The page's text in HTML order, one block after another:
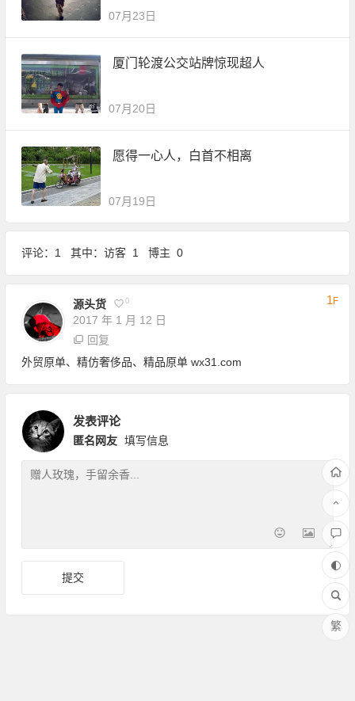
07月23日
厦门轮渡公交站牌惊现超人
07月20日
愿得一心人，白首不相离
07月19日
评论：1 其中：访客 1 博主 0
源头货 0
2017 年 1 月 12 日
1F
回复
外贸原单、精仿奢侈品、精品原单 wx31.com
发表评论
匿名网友 填写信息
繁